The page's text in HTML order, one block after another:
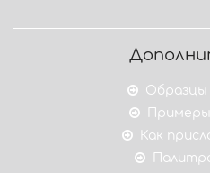
Как